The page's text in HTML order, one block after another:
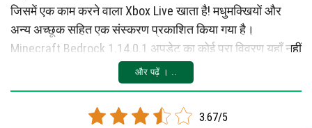
जिसमें एक काम करने वाला Xbox Live खाता है! मधुमक्खियों और
अन्य अच्छूक सहित एक संस्करण प्रकाशित किया गया है।
Minecraft Bedrock 1.14.0.1 अपडेट का कोई पूरा विवरण यहाँ नहीं
है, आप इसे मुख्य लेख में पा सकते हैं। नवाचारों की सूची:
मधुमक्खी Minecraft PE 1.14.0.1 [परीक्षण संस्करण]
मधुमक्खी कीटबंध और घोंसले
और पढ़ें । ..
3.67/5